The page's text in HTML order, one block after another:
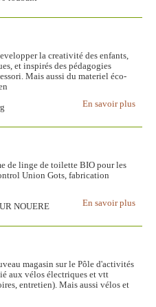
la creativité des enfants,
et inspirés des pédagogies
Mais aussi du materiel éco-
En savoir plus
de linge de toilette BIO pour les
Union Gots, fabrication
En savoir plus
NOUERE
magasin sur le Pôle d'activités
aux vélos électriques et vtt
entretien). Mais aussi vélos et